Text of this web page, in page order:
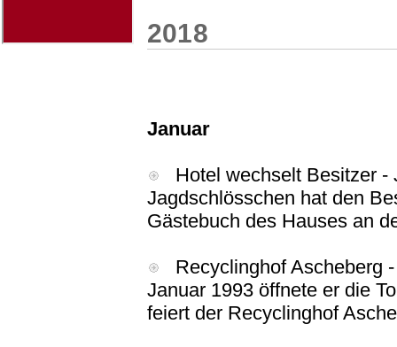
2018
Januar
Hotel wechselt Besitzer -
Jagdschlösschen hat den
Gästebuch des Hauses an
Recyclinghof Ascheberg
Januar 1993 öffnete er die
feiert der Recyclinghof